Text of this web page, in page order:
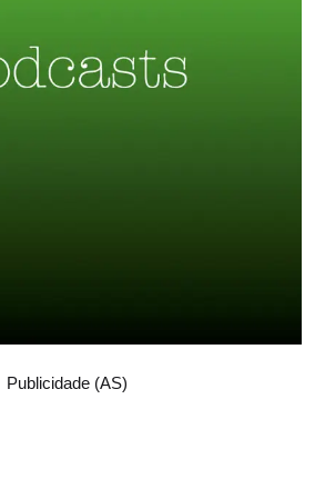
Publicidade (AS)